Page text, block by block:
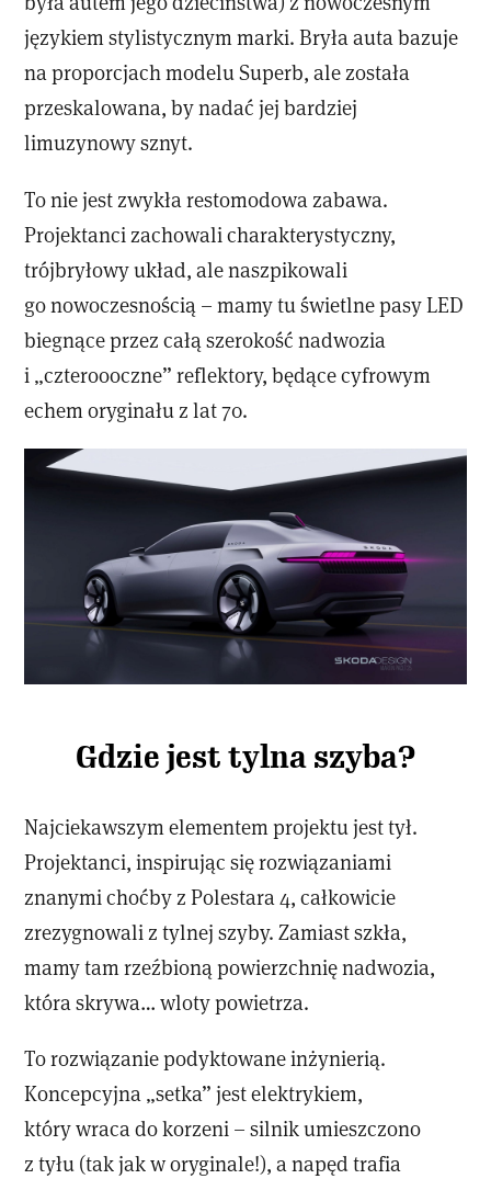
językiem stylistycznym marki. Bryła auta bazuje
na proporcjach modelu Superb, ale została
przeskalowana, by nadać jej bardziej
limuzynowy sznyt.
To nie jest zwykła restomodowa zabawa.
Projektanci zachowali charakterystyczny,
trójbryłowy układ, ale naszpikowali
go nowoczesnością – mamy tu świetlne pasy LED
biegnące przez całą szerokość nadwozia
i „czteroooczne” reflektory, będące cyfrowym
echem oryginału z lat 70.
Gdzie jest tylna szyba?
Najciekawszym elementem projektu jest tył.
Projektanci, inspirując się rozwiązaniami
znanymi choćby z Polestara 4, całkowicie
zrezygnowali z tylnej szyby. Zamiast szkła,
mamy tam rzeźbioną powierzchnię nadwozia,
która skrywa… wloty powietrza.
To rozwiązanie podyktowane inżynierią.
Koncepcyjna „setka” jest elektrykiem,
który wraca do korzeni – silnik umieszczono
z tyłu (tak jak w oryginale!), a napęd trafia